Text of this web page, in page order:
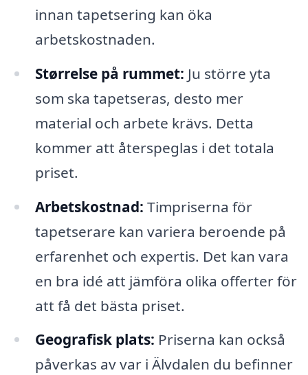
innan tapetsering kan öka
arbetskostnaden.
Størrelse på rummet: Ju större yta
som ska tapetseras, desto mer
material och arbete krävs. Detta
kommer att återspeglas i det totala
priset.
Arbetskostnad: Timpriserna för
tapetserare kan variera beroende på
erfarenhet och expertis. Det kan vara
en bra idé att jämföra olika offerter för
att få det bästa priset.
Geografisk plats: Priserna kan också
påverkas av var i Älvdalen du befinner